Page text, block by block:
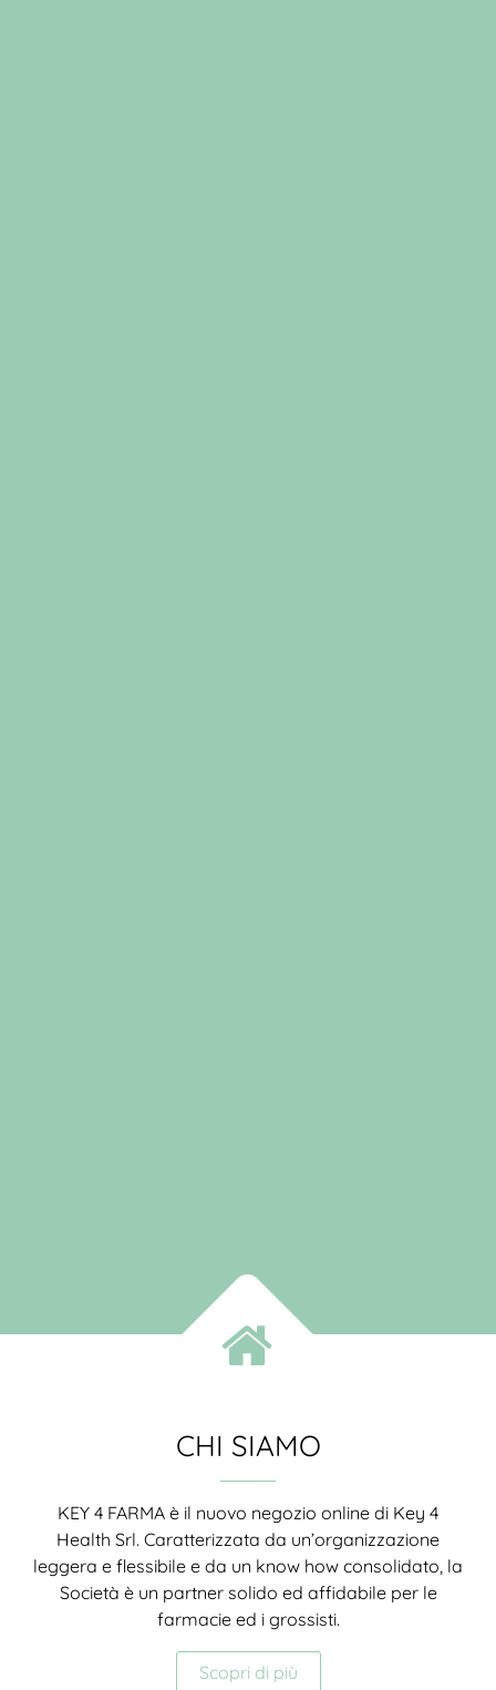
CHI SIAMO
KEY 4 FARMA è il nuovo negozio online di Key 4
Health Srl. Caratterizzata da un’organizzazione
leggera e flessibile e da un know how consolidato, la
Società è un partner solido ed affidabile per le
farmacie ed i grossisti.
Scopri di più